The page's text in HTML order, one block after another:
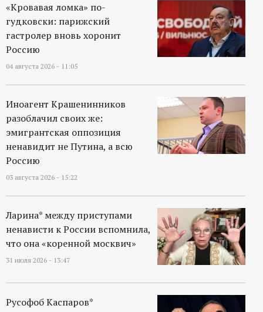
«Кровавая ломка» по-
гудковски: парижский
гастролер вновь хоронит
Россию
04 августа 2026 - 11:05
Иноагент Крашенинников
разоблачил своих же:
эмигрантская оппозиция
ненавидит не Путина, а всю
Россию
03 августа 2026 - 15:22
Ларина* между приступами
ненависти к России вспомнила,
что она «коренной москвич»
31 июля 2026 - 13:47
Русофоб Каспаров*